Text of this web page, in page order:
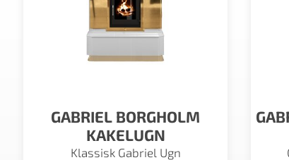
GABRIEL BORGHOLM
KAKELUGN
Klassisk Gabriel Ugn